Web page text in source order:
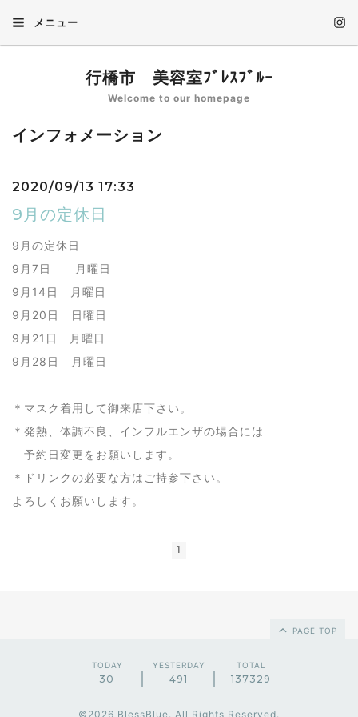
メニュー
行橋市 美容室ﾌﾞﾚｽﾌﾞﾙｰ
Welcome to our homepage
インフォメーション
2020/09/13 17:33
9月の定休日
9月の定休日
9月7日 月曜日
9月14日 月曜日
9月20日 日曜日
9月21日 月曜日
9月28日 月曜日
＊マスク着用して御来店下さい。
＊発熱、体調不良、インフルエンザの場合には
予約日変更をお願いします。
＊ドリンクの必要な方はご持参下さい。
よろしくお願いします。
1
PAGE TOP
TODAY
30
YESTERDAY
491
TOTAL
137329
©2026 BlessBlue. All Rights Reserved.